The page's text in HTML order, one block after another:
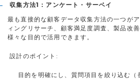
収集方法1：アンケート・サーベイ
最も直接的な顧客データ収集方法の一つが
ィングリサーチ、顧客満足度調査、製品改
様々な目的で活用できます。
設計のポイント:
目的を明確にし、質問項目を絞り込む（